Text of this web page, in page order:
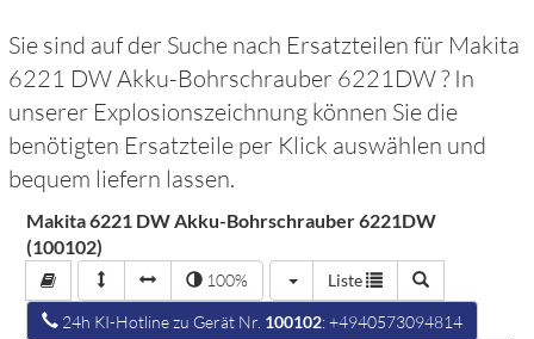
Sie sind auf der Suche nach Ersatzteilen für Makita
6221 DW Akku-Bohrschrauber 6221DW? In
unserer Explosionszeichnung können Sie die
benötigten Ersatzteile per Klick auswählen und
bequem liefern lassen.
Makita 6221 DW Akku-Bohrschrauber 6221DW
(100102)
100% Liste
24h KI-Hotline zu Gerät Nr. 100102: +4940573094814